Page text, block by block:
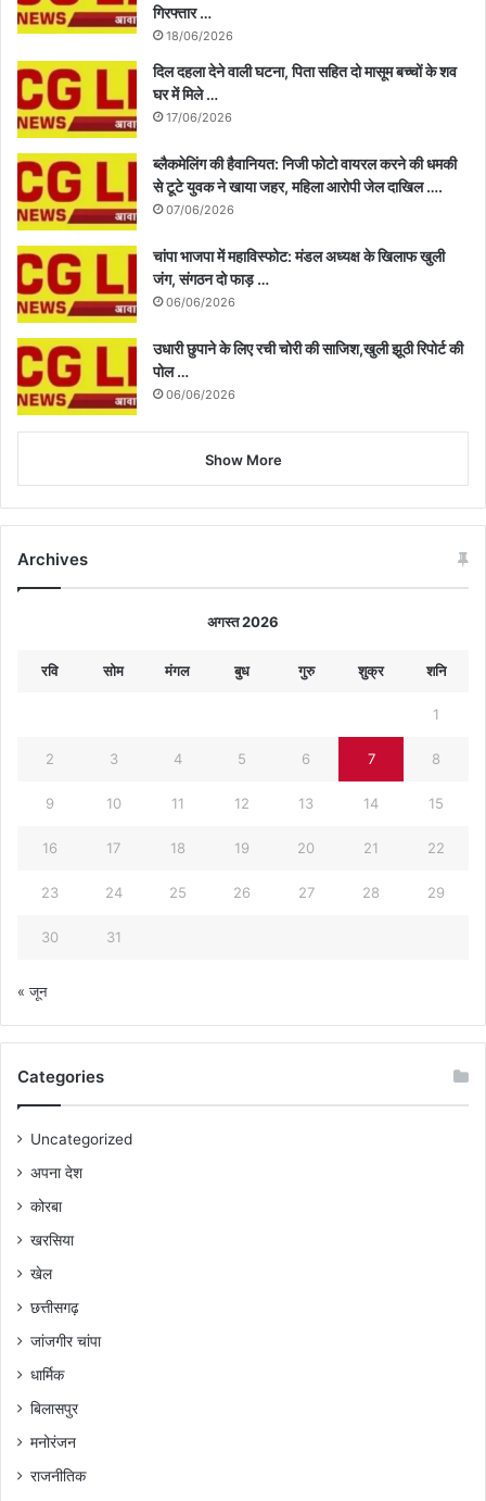
गिरफ्तार …
18/06/2026
दिल दहला देने वाली घटना, पिता सहित दो मासूम बच्चों के शव
घर में मिले …
17/06/2026
ब्लैकमेलिंग की हैवानियत: निजी फोटो वायरल करने की धमकी
से टूटे युवक ने खाया जहर, महिला आरोपी जेल दाखिल ….
07/06/2026
चांपा भाजपा में महाविस्फोट: मंडल अध्यक्ष के खिलाफ खुली
जंग, संगठन दो फाड़ …
06/06/2026
उधारी छुपाने के लिए रची चोरी की साजिश,खुली झूठी रिपोर्ट की
पोल …
06/06/2026
Show More
Archives
अगस्त 2026
रवि सोम मंगल बुध गुरु शुक्र शनि
1
2 3 4 5 6 7 8
9 10 11 12 13 14 15
16 17 18 19 20 21 22
23 24 25 26 27 28 29
30 31
« जून
Categories
Uncategorized
अपना देश
कोरबा
खरसिया
खेल
छत्तीसगढ़
जांजगीर चांपा
धार्मिक
बिलासपुर
मनोरंजन
राजनीतिक